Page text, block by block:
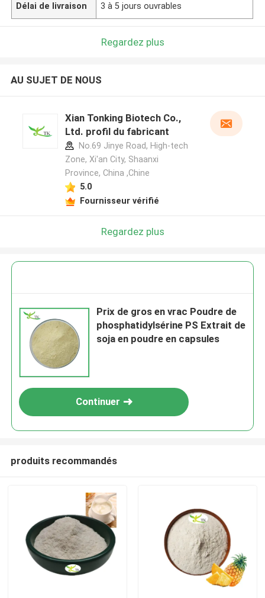
Délai de livraison 3 à 5 jours ouvrables
Regardez plus
AU SUJET DE NOUS
Xian Tonking Biotech Co.,
Ltd. profil du fabricant
No.69 Jinye Road, High-tech
Zone, Xi'an City, Shaanxi
Province, China ,Chine
5.0
Fournisseur vérifié
Regardez plus
Prix de gros en vrac Poudre de
phosphatidylsérine PS Extrait de
soja en poudre en capsules
Continuer
produits recommandés